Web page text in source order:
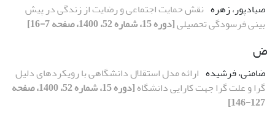
صیادپور، زهره نقش حمایت اجتماعی و رضایت از زندگی در پیش
بینی فرسودگی تحصیلی[دوره 15، شماره 52، 1400، صفحه 7-16]
ض
ضامنی، فرشیده ارائه مدل استقلال دانشگاهی با رویکردهای دلیل
گرا و علت گرا جهت کارایی دانشگاه
[دوره 15، شماره 52، 1400، صفحه
127-146]